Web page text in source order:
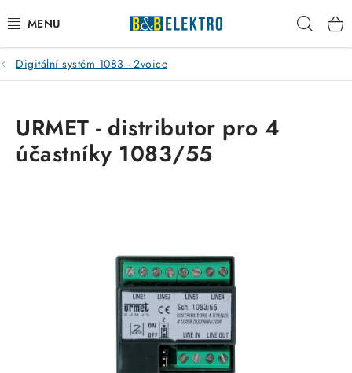
na
obsah
Reklamace / Vrácení zboží
Kontakty
ELEKTROMATERIÁL
Digitální systém 1083 - 2voice
URMET - distributor pro 4
účastníky 1083/55